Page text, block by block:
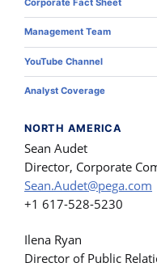
Corporate Fact Sheet
Management Team
YouTube Channel
Analyst Coverage
NORTH AMERICA
Sean Audet
Director, Corporate
Sean.Audet@pega.com
+1 617-528-5230
Ilena Ryan
Director of Public